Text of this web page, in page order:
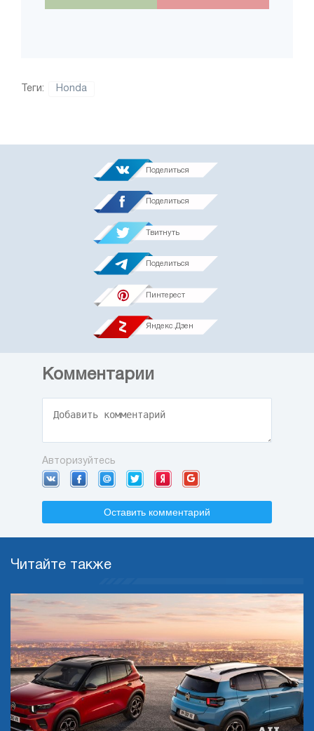
Теги: Honda
Поделиться
Поделиться
Твитнуть
Поделиться
Пинтерест
Яндекс.Дзен
Комментарии
Авторизуйтесь
Оставить комментарий
Читайте также